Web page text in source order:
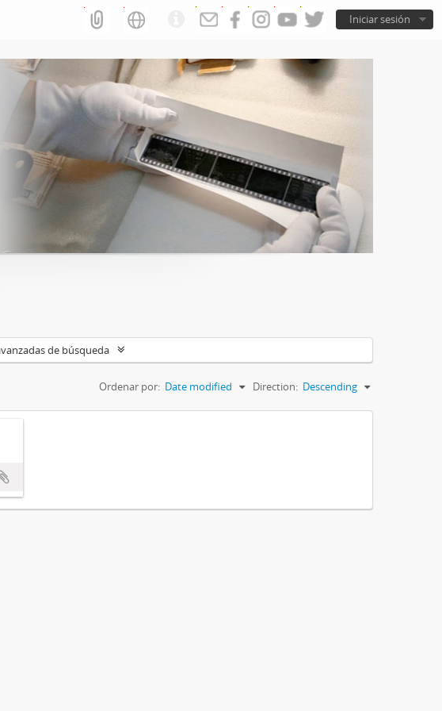
Iniciar sesión
de búsqueda
Ordenar por: Date modified Direction: Descending